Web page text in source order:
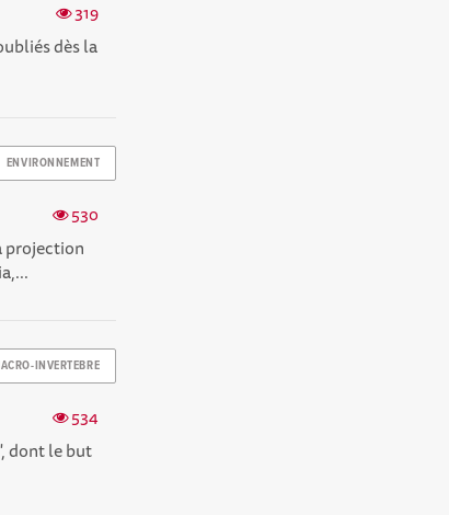
319
dès la
ENVIRONNEMENT
530
projection
INVERTEBRE
534
dont le but